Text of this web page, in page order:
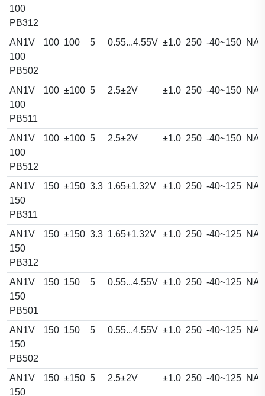
100
PB312
AN1V
100
PB502
100 100 5 0.55...4.55V ±1.0 250 -40~150 NA
AN1V
100
PB511
100 ±100 5 2.5±2V ±1.0 250 -40~150 NA
AN1V
100
PB512
100 ±100 5 2.5±2V ±1.0 250 -40~150 NA
AN1V
150
PB311
150 ±150 3.3 1.65±1.32V ±1.0 250 -40~125 NA
AN1V
150
PB312
150 ±150 3.3 1.65+1.32V ±1.0 250 -40~125 NA
AN1V
150
PB501
150 150 5 0.55...4.55V ±1.0 250 -40~125 NA
AN1V
150
PB502
150 150 5 0.55...4.55V ±1.0 250 -40~125 NA
AN1V
150
150 ±150 5 2.5±2V ±1.0 250 -40~125 NA